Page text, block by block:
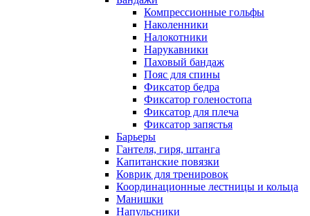
Компрессионные гольфы
Наколенники
Налокотники
Нарукавники
Паховый бандаж
Пояс для спины
Фиксатор бедра
Фиксатор голеностопа
Фиксатор для плеча
Фиксатор запястья
Барьеры
Гантеля, гиря, штанга
Капитанские повязки
Коврик для тренировок
Координационные лестницы и кольца
Манишки
Напульсники